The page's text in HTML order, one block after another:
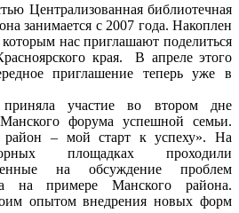
Централизованная библиотечная
занимается с 2007 года. Накоплен
нас приглашают поделиться
края. В апреле этого
приглашение теперь уже в
участие во втором дне
форума успешной семьи.
– мой старт к успеху». На
площадках проходили
на обсуждение проблем
на примере Манского района.
опытом внедрения новых форм